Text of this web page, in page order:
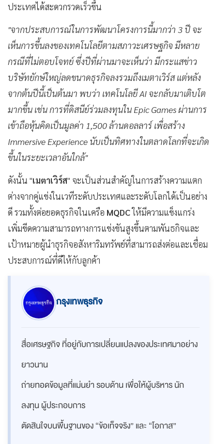
ประเทศได้สะดวกรวดเร็วขึ้น
"จากประสบการณ์ในการพัฒนาโครงการนี้มากว่า 3 ปี จะ
เห็นการขึ้นลงของเทคโนโลยีตามสภาวะเศรษฐกิจ มีหลาย
กรณีที่ไม่ตอบโจทย์ ซึ่งปีที่ผ่านมาจะเห็นว่า มีกระแสข่าว
บริษัทยักษ์ใหญ่ลดขนาดธุรกิจลงรวมถึงเมตาเวิร์ส แต่หลัง
จากต้นปีนี้เป็นต้นมา พบว่า เทคโนโลยี AI จะกลับมาเติบโต
มากขึ้น เช่น การที่ดิสนีย์ร่วมลงทุนใน Epic Games ผ่านการ
เข้าถือหุ้นคิดเป็นมูลค่า 1,500 ล้านดอลลาร์ เพื่อสร้าง
Immersive Experience นับเป็นทิศทางในตลาดโลกที่จะเกิด
ขึ้นในระยะเวลาอันใกล้"
ดังนั้น "เมตาเวิร์ส" จะเป็นส่วนสำคัญในการสร้างความแตก
ต่างจากคู่แข่งในเวทีระดับประเทศและระดับโลกได้เป็นอย่าง
ดี รวมทั้งต่อยอดธุรกิจในเครือ MQDCให้มีความแข็งแกร่ง
เพิ่มขีดความสามารถทางการแข่งขันสูงขึ้นตามพันธกิจและ
เป้าหมายผู้นำธุรกิจอสังหาริมทรัพย์ที่สามารถส่งต่อและเชื่อม
ประสบการณ์ที่ดีให้กับลูกค้า
กรุงเทพธุรกิจ
สื่อเศรษฐกิจ ที่อยู่กับการเปลี่ยนแปลงของประเทศมาอย่าง
ยาวนาน
ถ่ายทอดข้อมูลที่แม่นยำ รอบด้าน เพื่อให้ผู้บริหาร นัก
ลงทุน ผู้ประกอบการ
ตัดสินใจบนพื้นฐานของ “ข้อเท็จจริง” และ “โอกาส”